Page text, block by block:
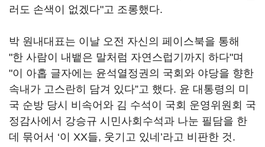
러도 손색이 없겠다"고 조롱했다.
박 원내대표는 이날 오전 자신의 페이스북을 통해
"한 사람이 내뱉은 말처럼 자연스럽기까지 하다"며
"이 아홉 글자에는 윤석열정권의 국회와 야당을 향한
속내가 고스란히 담겨 있다”고 했다. 윤 대통령의 미
국 순방 당시 비속어와 김 수석이 국회 운영위원회 국
정감사에서 강승규 시민사회수석과 나눈 필담을 한
데 묶어서 ‘이 XX들, 웃기고 있네’라고 비판한 것.